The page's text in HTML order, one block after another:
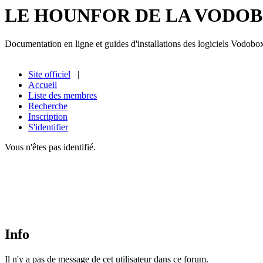
LE HOUNFOR DE LA
Documentation en ligne et guides d'installations des logiciels
Site officiel |
Accueil
Liste des membres
Recherche
Inscription
S'identifier
Vous n'êtes pas identifié.
Info
Il n'y a pas de message de cet utilisateur dans ce forum.